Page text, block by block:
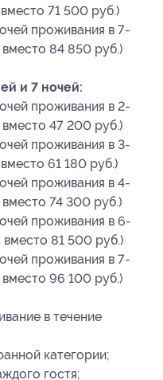
71 500 руб.)
проживания в 7-
84 850 руб.)
и 7 ночей:
проживания в 2-
47 200 руб.)
проживания в 3-
61 180 руб.)
проживания в 4-
74 300 руб.)
проживания в 6-
81 500 руб.)
проживания в 7-
96 100 руб.)
в течение
категории;
гостя;